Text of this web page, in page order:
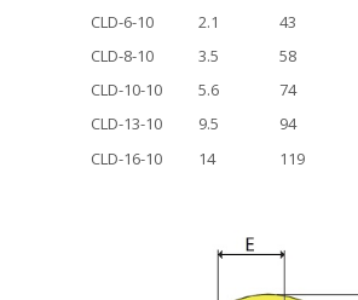
CLD-6-10
2.1 43
CLD-8-10
3.5 58
CLD-10-10
5.6 74
CLD-13-10
9.5 94
CLD-16-10
14 119